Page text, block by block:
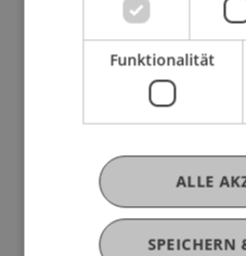
Liechtenstein
T +423 265 11 11
Datenschutzerklärung
Disclaimer
Impressum
Fußzeile
my.uni.li
Funktionalität
SPEICHERN
ALLE